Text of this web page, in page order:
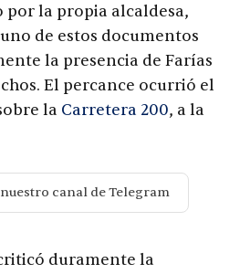
la propia alcaldesa,
de estos documentos
la presencia de Farías
El percance ocurrió el
la Carretera 200, a la
canal de Telegram
duramente la